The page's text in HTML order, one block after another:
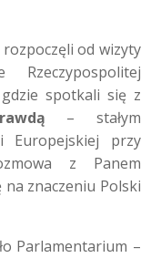
od wizyty
Rzeczypospolitej
spotkali się z
– stałym
Europejskiej przy
z Panem
na znaczeniu Polski
Parlamentarium –